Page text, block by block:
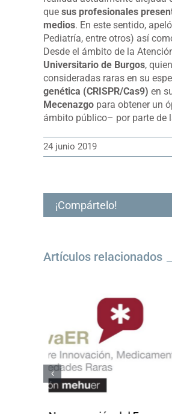
que sus profesionales
medios. En este sentido,
Pediatría, entre otros) así
Desde el ámbito de la
Universitario de Burgos,
consideradas raras en su
genética (CRISPR/Cas9) en
Mecenazgo para obtener un
ámbito público– por parte de
24 junio 2019
¡Compártelo!
Artículos relacionados